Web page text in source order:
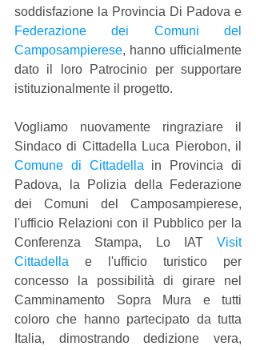
Federazione dei Comuni del
Camposampierese, hanno ufficialmente
dato il loro Patrocinio per supportare
istituzionalmente il progetto.
Vogliamo nuovamente ringraziare il
Comune di Cittadella in Provincia di
Padova, la Polizia della Federazione
dei Comuni del Camposampierese,
l'ufficio Relazioni con il Pubblico per la
Conferenza Stampa, Lo IAT Visit
Cittadella e l'ufficio turistico per
concesso la possibilità di girare nel
Camminamento Sopra Mura e tutti
coloro che hanno partecipato da tutta
Italia, dimostrando dedizione vera,